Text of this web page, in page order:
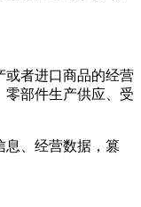
或者进口商品的经营
零部件生产供应、受
、经营数据，篡